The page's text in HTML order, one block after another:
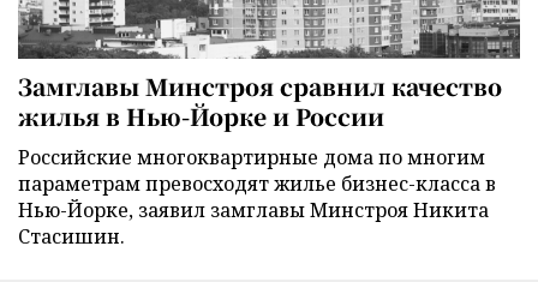
Замглавы Минстроя сравнил качество
жилья в Нью-Йорке и России
Российские многоквартирные дома по многим
параметрам превосходят жилье бизнес-класса в
Нью-Йорке, заявил замглавы Минстроя Никита
Стасишин.